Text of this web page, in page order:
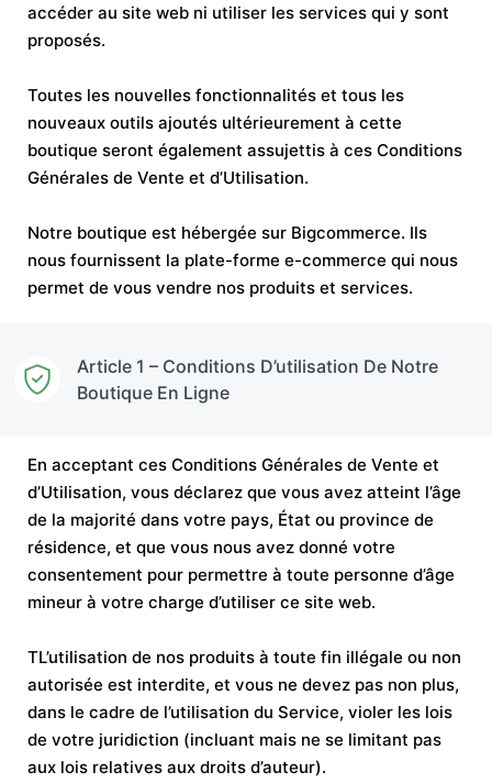
accéder au site web ni utiliser les services qui y sont
proposés.
Toutes les nouvelles fonctionnalités et tous les
nouveaux outils ajoutés ultérieurement à cette
boutique seront également assujettis à ces Conditions
Générales de Vente et d’Utilisation.
Notre boutique est hébergée sur Bigcommerce. Ils
nous fournissent la plate-forme e-commerce qui nous
permet de vous vendre nos produits et services.
Article 1 – Conditions D’utilisation De Notre
Boutique En Ligne
En acceptant ces Conditions Générales de Vente et
d’Utilisation, vous déclarez que vous avez atteint l’âge
de la majorité dans votre pays, État ou province de
résidence, et que vous nous avez donné votre
consentement pour permettre à toute personne d’âge
mineur à votre charge d’utiliser ce site web.
TL’utilisation de nos produits à toute fin illégale ou non
autorisée est interdite, et vous ne devez pas non plus,
dans le cadre de l’utilisation du Service, violer les lois
de votre juridiction (incluant mais ne se limitant pas
aux lois relatives aux droits d’auteur).